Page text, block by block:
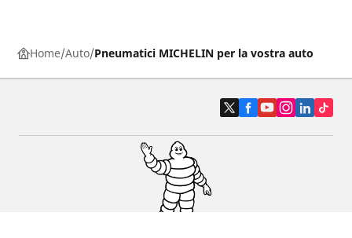
Home Auto Pneumatici MICHELIN per la vostra auto